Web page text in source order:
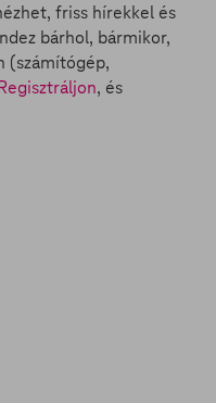
friss hírekkel és
bárhol, bármikor,
(számítógép,
, és